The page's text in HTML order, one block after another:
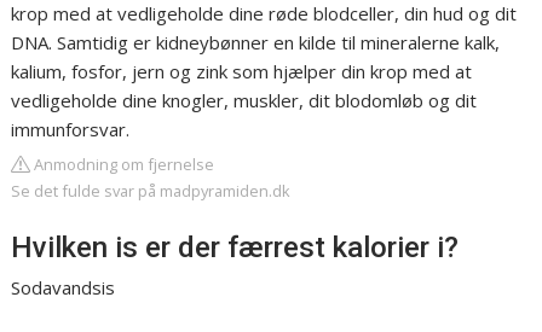
krop med at vedligeholde dine røde blodceller, din hud og dit
DNA. Samtidig er kidneybønner en kilde til mineralerne kalk,
kalium, fosfor, jern og zink som hjælper din krop med at
vedligeholde dine knogler, muskler, dit blodomløb og dit
immunforsvar.
Anmodning om fjernelse
Se det fulde svar på madpyramiden.dk
Hvilken is er der færrest kalorier i?
Sodavandsis